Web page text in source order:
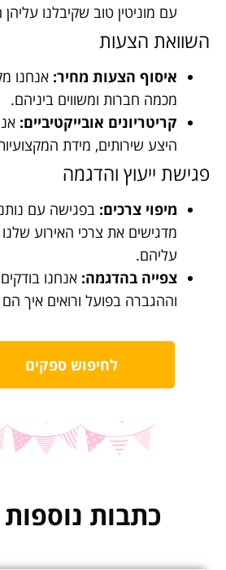
עם מוניטין טוב שקיבלנו
השוואת הצעות
איסוף הצעות מחיר: אנחנו
מכמה חברות ומשווים ביניהם.
קריטריונים אובייקטיביים:
היצע שירותים, מידת
פגישת ייעוץ והדגמה
מיפוי צרכים: בפגישה עם
מדגישים את צרכי האירוע שלנו
עליהם.
צפייה בהדגמה: אנחנו
וההגברה בפועל ורואים איך
לחיפוש ספקים
כתבות